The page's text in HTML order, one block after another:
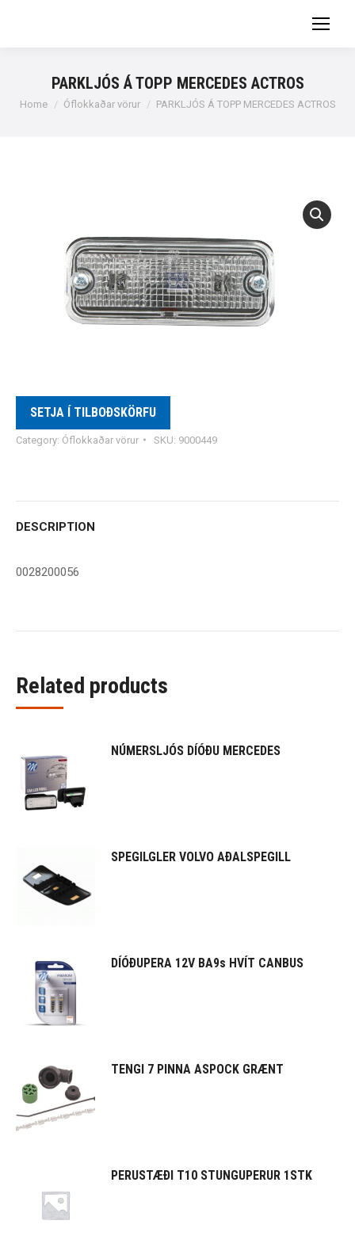
PARKLJÓS Á TOPP MERCEDES ACTROS
You are here:
Home Óflokkaðar vörur PARKLJÓS Á TOPP MERCEDES ACTROS
SETJA Í TILBOÐSKÖRFU
Category: Óflokkaðar vörur SKU: 9000449
DESCRIPTION
0028200056
Related products
NÚMERSLJÓS DÍÓÐU MERCEDES
SPEGILGLER VOLVO AÐALSPEGILL
DÍÓÐUPERA 12V BA9s HVÍT CANBUS
TENGI 7 PINNA ASPOCK GRÆNT
PERUSTÆÐI T10 STUNGUPERUR 1STK